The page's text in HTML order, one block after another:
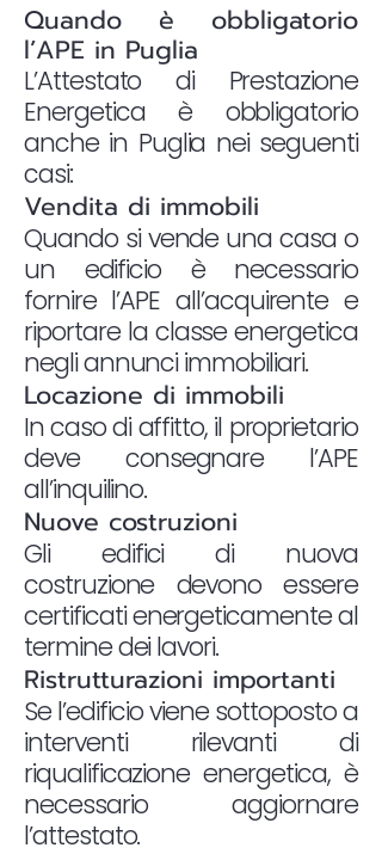
Quando è obbligatorio
l’APE in Puglia
L’Attestato di Prestazione
Energetica è obbligatorio
anche in Puglia nei seguenti
casi:
Vendita di immobili
Quando si vende una casa o
un edificio è necessario
fornire l’APE all’acquirente e
riportare la classe energetica
negli annunci immobiliari.
Locazione di immobili
In caso di affitto, il proprietario
deve consegnare l’APE
all’inquilino.
Nuove costruzioni
Gli edifici di nuova
costruzione devono essere
certificati energeticamente al
termine dei lavori.
Ristrutturazioni importanti
Se l’edificio viene sottoposto a
interventi rilevanti di
riqualificazione energetica, è
necessario aggiornare
l’attestato.